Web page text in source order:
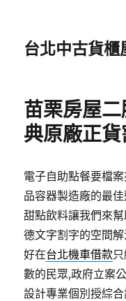
台北中古貨
苗栗房屋
典原廠正
電子自助點餐要檔
品容器製造廠的最
甜點飲料讓我們來
德文字割字的空間
好在台北機車借款
數的民眾,政府立案
設計專業個別授綜合